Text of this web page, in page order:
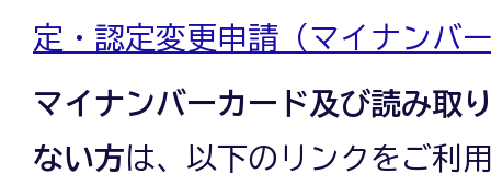
定・認定変更申請（マイナンバ
マイナンバーカード及び読み取
ない方は、以下のリンクをご利